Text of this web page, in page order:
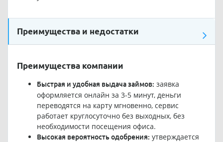
Преимущества и недостатки
Преимущества компании
Быстрая и удобная выдача займов: заявка
оформляется онлайн за 3-5 минут, деньги
переводятся на карту мгновенно, сервис
работает круглосуточно без выходных, без
необходимости посещения офиса.
Высокая вероятность одобрения: утверждается